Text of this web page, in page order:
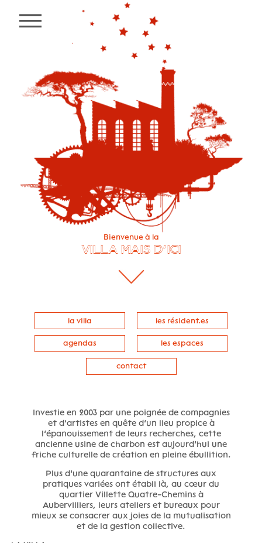
Bienvenue à la
VILLA MAIS D’ICI
la villa les résident.es
agendas les espaces
contact
Investie en 2003 par une poignée de compagnies
et d’artistes en quête d’un lieu propice à
l’épanouissement de leurs recherches, cette
ancienne usine de charbon est aujourd’hui une
friche culturelle de création en pleine ébullition.
Plus d’une quarantaine de structures aux
pratiques variées ont établi là, au cœur du
quartier Villette Quatre-Chemins à
Aubervilliers, leurs ateliers et bureaux pour
mieux se consacrer aux joies de la mutualisation
et de la gestion collective.
MENU